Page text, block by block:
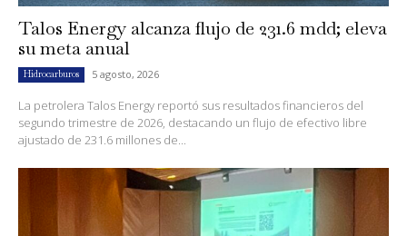
Talos Energy alcanza flujo de 231.6 mdd; eleva
su meta anual
Hidrocarburos 5 agosto, 2026
La petrolera Talos Energy reportó sus resultados financieros del
segundo trimestre de 2026, destacando un flujo de efectivo libre
ajustado de 231.6 millones de...